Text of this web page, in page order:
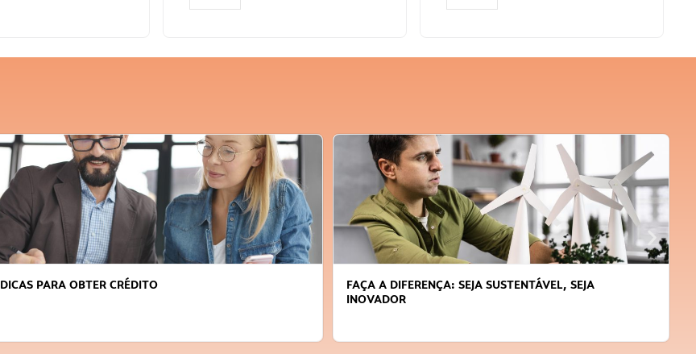
FAÇA A DIFERENÇA: SEJA SUSTENTÁVEL, SEJA
APRENDA A GERENCIAR O SEU TEMPO